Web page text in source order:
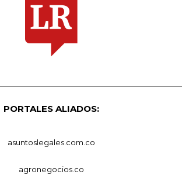
PORTALES ALIADOS:
asuntoslegales.com.co
agronegocios.co